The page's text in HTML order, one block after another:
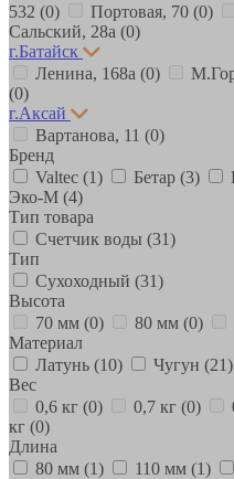
532 (0) Портовая, 70 (0)
Сальский, 28a (0)
г.Батайск
Ленина, 168а (0)
(0)
г.Аксай
Вартанова, 11 (0)
Бренд
Valtec (1) Бетар (3)
Эко-М (4)
Тип товара
Счетчик воды (31)
Тип
Сухоходный (31)
Высота
70 мм (0) 80 мм (0)
Материал
Латунь (10) Чугун (21)
Вес
0,6 кг (0) 0,7 кг (0)
кг (0)
Длина
80 мм (1) 110 мм (1)